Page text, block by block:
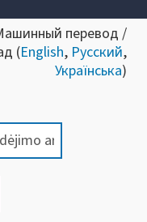
перевод /
(English, Русский,
Українська)